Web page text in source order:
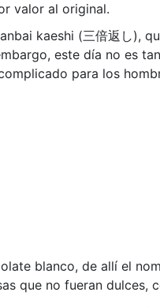
valor al original.
kaeshi (三倍返し),
este día no es
para los
blanco, de allí el
que no fueran dulces,